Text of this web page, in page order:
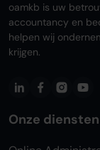
oamkb is uw
accountancy en
helpen wij
krijgen.
Onze diensten